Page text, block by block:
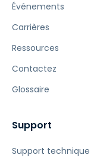
Événements
Carrières
Ressources
Contactez
Glossaire
Support
Support technique